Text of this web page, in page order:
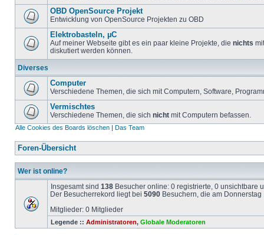
OBD OpenSource Projekt
Entwicklung von OpenSource Projekten zu OBD
Elektrobasteln, µC
Auf meiner Webseite gibt es ein paar kleine Projekte, die nichts
diskutiert werden können.
Diverses
Computer
Verschiedene Themen, die sich mit Computern, Software,
Vermischtes
Verschiedene Themen, die sich nicht mit Computern befassen.
Alle Cookies des Boards löschen | Das Team
Foren-Übersicht
Wer ist online?
Insgesamt sind 138 Besucher online: 0 registrierte, 0 unsichtbare
Der Besucherrekord liegt bei 5090 Besuchern, die am
Mitglieder: 0 Mitglieder
Legende :: Administratoren, Globale Moderatoren